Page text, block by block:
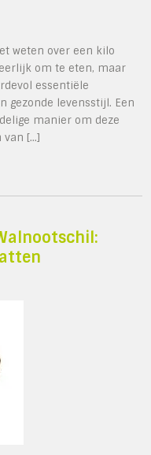
weten over een kilo
om te eten, maar
essentiële
gezonde levensstijl. Een
manier om deze
van […]